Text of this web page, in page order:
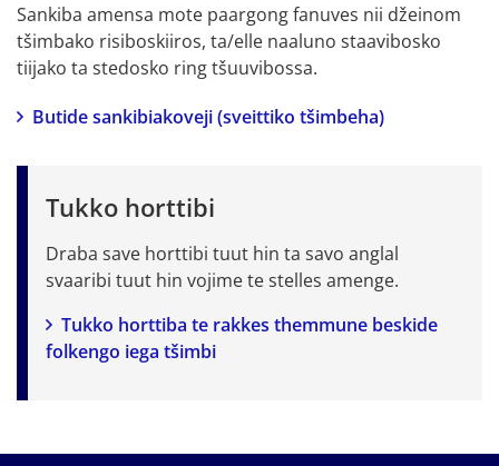
Sankiba amensa mote paargong fanuves nii džeinom
tšimbako risiboskiiros, ta/elle naaluno staavibosko
tiijako ta stedosko ring tšuuvibossa.
Butide sankibiakoveji (sveittiko tšimbeha)
Tukko horttibi
Draba save horttibi tuut hin ta savo anglal
svaaribi tuut hin vojime te stelles amenge.
Tukko horttiba te rakkes themmune beskide
folkengo iega tšimbi